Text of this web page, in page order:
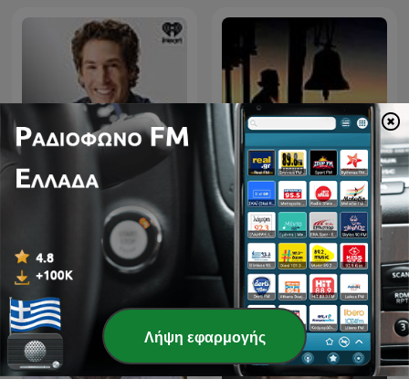
Joel Osteen Podcast
Πείρα Αγιορειτών
Πατέρων
Λήψη εφαρμογής